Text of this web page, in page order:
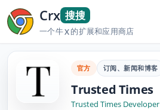
Crx 搜搜
一个牛X的扩展和应用商店
官方 订阅、新闻和博客
Trusted Times
Trusted Times Developer